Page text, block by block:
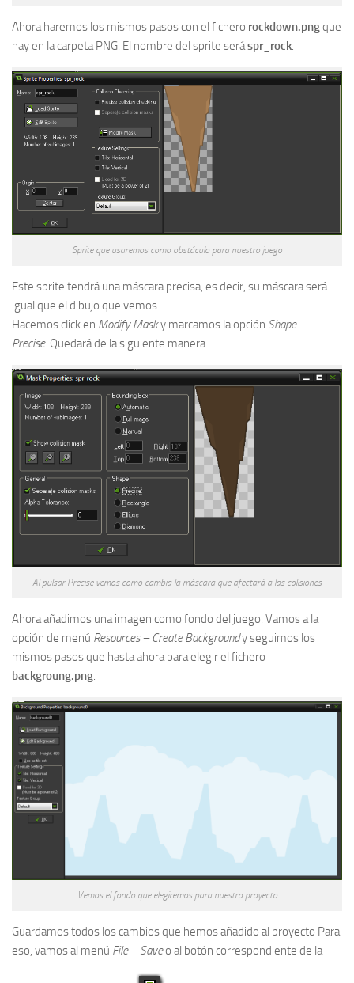
Ahora haremos los mismos pasos con el fichero rockdown.pngque
hay en la carpeta PNG. El nombre del sprite seráspr_rock.
Sprite que usaremos como obstáculo para nuestro juego
Este sprite tendrá una máscara precisa, es decir, su máscara será
igual que el dibujo que vemos.
Hacemos click en Modify Masky marcamos la opción Shape –
Precise. Quedará de la siguiente manera:
Al pulsar Precise vemos como cambia la máscara que afectará a las colisiones
Ahora añadimos una imagen como fondo del juego. Vamos a la
opción de menú Resources – Create Backgroundy seguimos los
mismos pasos que hasta ahora para elegir el fichero
backgroung.png.
Vemos el fondo que elegiremos para nuestro proyecto
Guardamos todos los cambios que hemos añadido al proyecto Para
eso, vamos al menú File – Saveo al botón correspondiente de la